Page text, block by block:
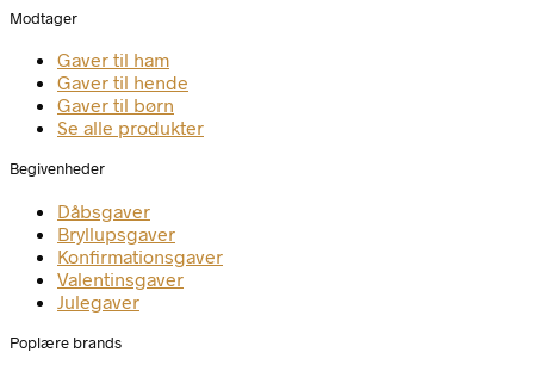
Modtager
Gaver til ham
Gaver til hende
Gaver til børn
Se alle produkter
Begivenheder
Dåbsgaver
Bryllupsgaver
Konfirmationsgaver
Valentinsgaver
Julegaver
Poplære brands